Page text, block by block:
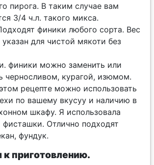
пирога. В таким случае вам
3/4 ч.л. такого микса.
финики любого сорта. Вес
указан для чистой мякоти без
финики можно заменить или
черносливом, курагой, изюмом.
рецепте можно использовать
по вашему вкусуу и наличию в
шкафу. Я использовала
фисташки. Отлично подходят
фундук.
приготовлению.